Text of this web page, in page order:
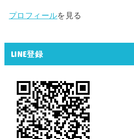
プロフィールを見る
LINE登録